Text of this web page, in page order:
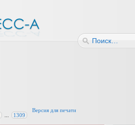
Версия для печати
1309